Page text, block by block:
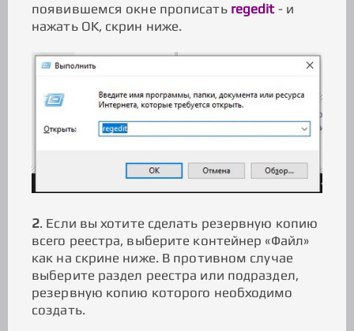
появившемся окне прописать regedit- и
нажать OK, скрин ниже.
2. Если вы хотите сделать резервную копию
всего реестра, выберите контейнер «Файл»
как на скрине ниже. В противном случае
выберите раздел реестра или подраздел,
резервную копию которого необходимо
создать.